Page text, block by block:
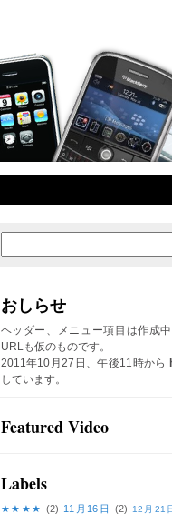
おしらせ
ヘッダー、メニュー項目は作成
URLも仮のものです。
2011年10月27日、午後11時から
しています。
Featured Video
Labels
★★★★ (2) 11月16日 (2) 12月21